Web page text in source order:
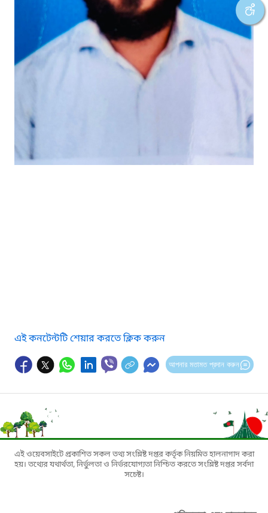
এই কনটেন্টটি শেয়ার করতে ক্লিক করুন
আপনার মতামত প্রদান করুন
এই ওয়েবসাইটে প্রকাশিত সকল তথ্য সংশ্লিষ্ট দপ্তর কর্তৃক নিয়মিত হালনাগাদ করা
হয়। তথ্যের যথার্থতা, নির্ভুলতা ও নির্ভরযোগ্যতা নিশ্চিত করতে সংশ্লিষ্ট দপ্তর সর্বদা
সচেষ্ট।